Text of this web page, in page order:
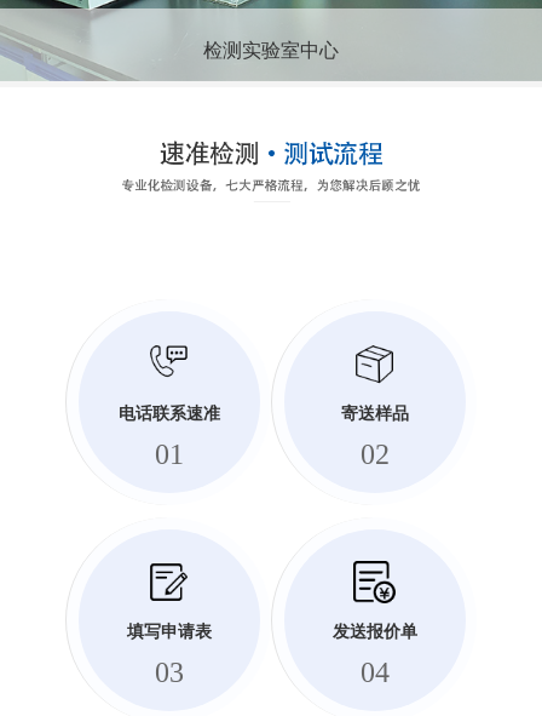
检测实验室中心
电话联系速准
01
寄送样品
02
填写申请表
03
发送报价单
04